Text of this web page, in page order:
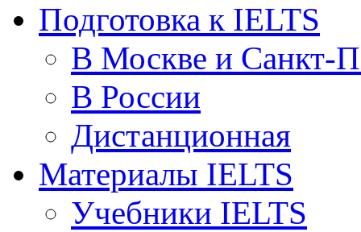
Подготовка к IELTS
В Москве и Санкт-
В России
Дистанционная
Материалы IELTS
Учебники IELTS